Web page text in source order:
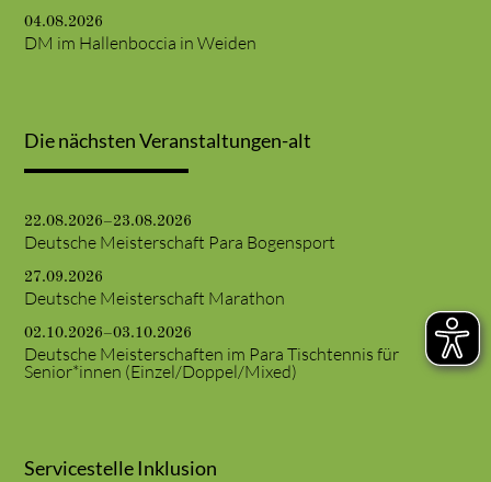
04.08.2026
DM im Hallenboccia in Weiden
Die nächsten Veranstaltungen-alt
22.08.2026–23.08.2026
Deutsche Meisterschaft Para Bogensport
27.09.2026
Deutsche Meisterschaft Marathon
02.10.2026–03.10.2026
Deutsche Meisterschaften im Para Tischtennis für
Senior*innen (Einzel/Doppel/Mixed)
Servicestelle Inklusion